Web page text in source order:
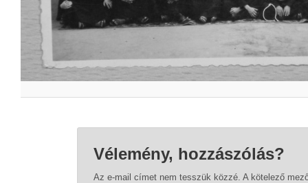
Vélemény, hozzászólás?
Az e-mail címet nem tesszük közzé. A kötelező